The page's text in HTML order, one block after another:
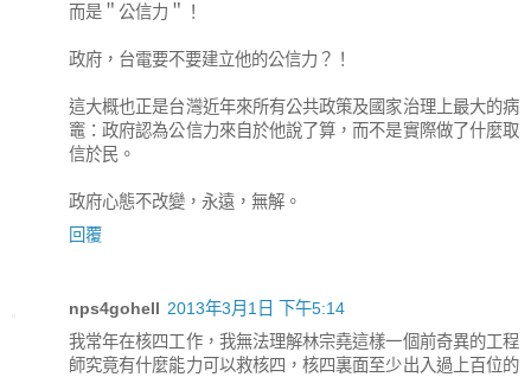
而是＂公信力＂！
政府，台電要不要建立他的公信力？！
這大概也正是台灣近年來所有公共政策及國家治理上最大的病
竈：政府認為公信力來自於他說了算，而不是實際做了什麼取
信於民。
政府心態不改變，永遠，無解。
回覆
nps4gohell 2013年3月1日 下午5:14
我常年在核四工作，我無法理解林宗堯這樣一個前奇異的工程
師究竟有什麼能力可以救核四，核四裏面至少出入過上百位的